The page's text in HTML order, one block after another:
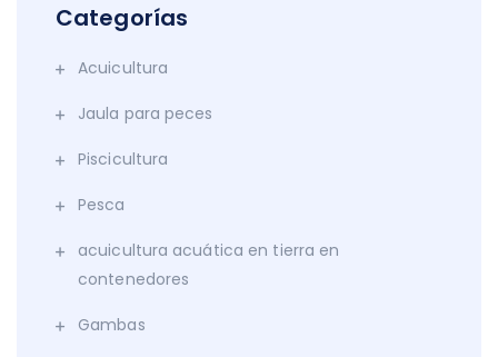
Categorías
Acuicultura
Jaula para peces
Piscicultura
Pesca
acuicultura acuática en tierra en
contenedores
Gambas